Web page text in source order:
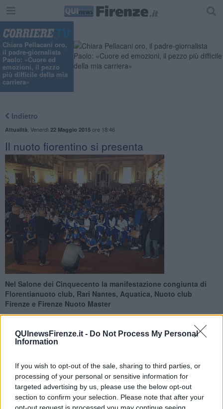
QUInewsFirenze.it - Do Not Process My Personal
Information
If you wish to opt-out of the sale, sharing to third parties, or
processing of your personal or sensitive information for
targeted advertising by us, please use the below opt-out
section to confirm your selection. Please note that after your
opt-out request is processed you may continue seeing
Chiara Pellacani oro,
il padre-giornalista
Paolo: «Cuore ed
emozioni, il pezzo
più difficile della mia
carriera»
Indietro
Attualità Venerdì 22 Maggio 2015ore 18:46
Il nuoto fiorentino si presenta
Nel Salone dei Cinquecento la manifestazione congiunta di
Florentianuoto club, Rari Nantes, Aquatica, Nuoto club
Firenze e Firenze Nuoto Master
FIRENZE —Centinaia di bambini e ragazzi hanno preso parte
all'iniziativa, promossa dalle società sportive per unire le forze,
incanalare le risorse in un percorso di crescita condiviso e far
comprendere all'amministrazione comunale l'importanza di questo
settore.